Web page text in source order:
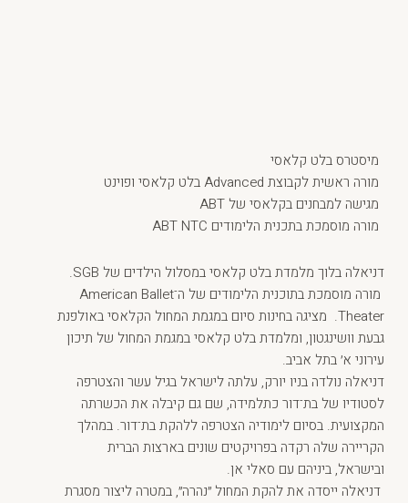
מיסטרס בלט קלאסי
מורה ראשית לקבוצת Advanced בלט קלאסי ופוינט
מגישה למבחנים בקלאסי של ABT
מורה מוסמכת בתכנית הלימודים ABT NTC
דניאלה בלוך מלמדת בלט קלאסי במסלול הילדים של SGB.
מורה מוסמכת בתוכנית הלימודים של ה־American Ballet
Theater. מציגה בחינות סיום במגמת המחול הקלאסי באולפנת
גבעת וושינגטון, ומלמדת בלט קלאסי במגמת המחול של תיכון
עירוני א׳ בתל אביב.
דניאלה נולדה בניו יורק, עלתה לישראל בגיל עשר והצטרפה
לסטודיו של בת־דור כתלמידה, שם גם קיבלה את הכשרתה
המקצועית. בסיום לימודיה הצטרפה ללהקת בת־דור. במהלך
הקריירה שלה רקדה בפרויקטים שונים בארצות הברית
ובישראל, ביניהם עם סאלי אן.
דניאלה ייסדה את להקת המחול ״נהרה״, במטרה ליצור מסגרת